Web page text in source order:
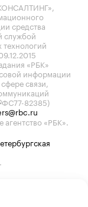
средства
службой
«РБК»
информации
связи,
82385)
агентство «РБК».